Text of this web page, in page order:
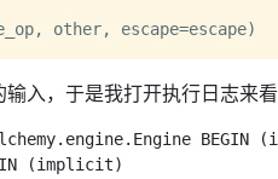
入，于是我打开执行日志来看
BEGIN
(implicit)